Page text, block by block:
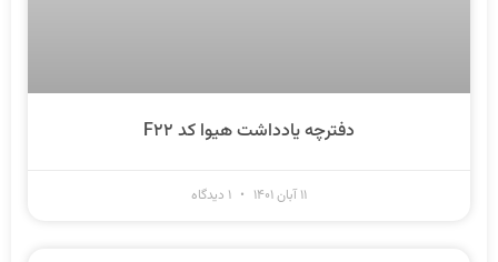
دفترچه یادداشت هیوا کد F۲۲
۱۱ آبان ۱۴۰۱